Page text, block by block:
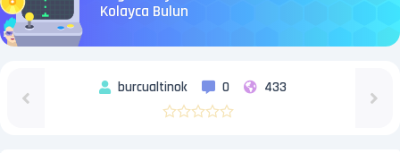
Kolayca Bulun
burcualtinok 0 433